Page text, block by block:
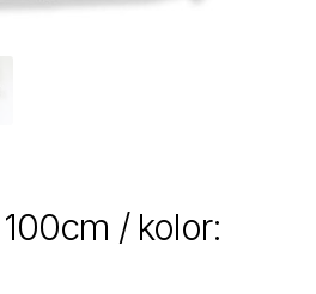
100cm / kolor: